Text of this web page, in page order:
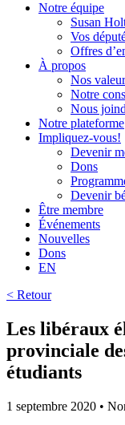
Notre équipe
Susan
Vos
Offres
À propos
Nos
Notre
Nous
Notre plateforme
Impliquez-vous!
Devenir
Dons
Devenir
Être membre
Événements
Nouvelles
Dons
EN
< Retour
Les libéraux
provinciale
étudiants
1 septembre 2020 •